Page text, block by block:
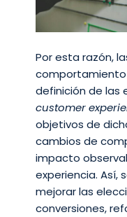
Por esta razón,
definición de las
customer
objetivos de
cambios de
impacto
experiencia. Así,
mejorar las
conversiones,